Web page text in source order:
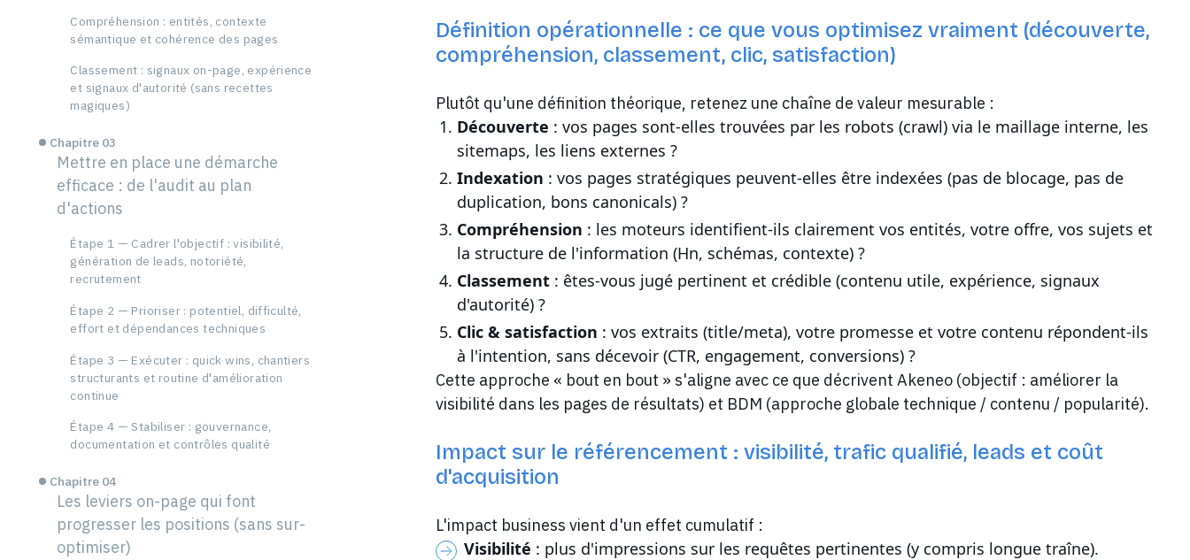
Compréhension : entités, contexte
sémantique et cohérence des pages
Classement : signaux on-page, expérience
et signaux d'autorité (sans recettes
magiques)
Chapitre 03
Mettre en place une démarche
efficace : de l'audit au plan
d'actions
Étape 1 — Cadrer l'objectif : visibilité,
génération de leads, notoriété,
recrutement
Étape 2 — Prioriser : potentiel, difficulté,
effort et dépendances techniques
Étape 3 — Exécuter : quick wins, chantiers
structurants et routine d'amélioration
continue
Étape 4 — Stabiliser : gouvernance,
documentation et contrôles qualité
Chapitre 04
Les leviers on-page qui font
progresser les positions (sans sur-
optimiser)
Définition opérationnelle : ce que vous optimisez vraiment (découverte,
compréhension, classement, clic, satisfaction)
Plutôt qu'une définition théorique, retenez une chaîne de valeur mesurable :
Découverte : vos pages sont-elles trouvées par les robots (crawl) via le maillage interne, les
sitemaps, les liens externes ?
Indexation : vos pages stratégiques peuvent-elles être indexées (pas de blocage, pas de
duplication, bons canonicals) ?
Compréhension : les moteurs identifient-ils clairement vos entités, votre offre, vos sujets et
la structure de l'information (Hn, schémas, contexte) ?
Classement: êtes-vous jugé pertinent et crédible (contenu utile, expérience, signaux
d'autorité) ?
Clic & satisfaction : vos extraits (title/meta), votre promesse et votre contenu répondent-ils
à l'intention, sans décevoir (CTR, engagement, conversions) ?
Cette approche « bout en bout » s'aligne avec ce que décrivent Akeneo (objectif : améliorer la
visibilité dans les pages de résultats) et BDM (approche globale technique / contenu / popularité).
Impact sur le référencement : visibilité, trafic qualifié, leads et coût
d'acquisition
L'impact business vient d'un effet cumulatif :
Visibilité : plus d'impressions sur les requêtes pertinentes (y compris longue traîne).